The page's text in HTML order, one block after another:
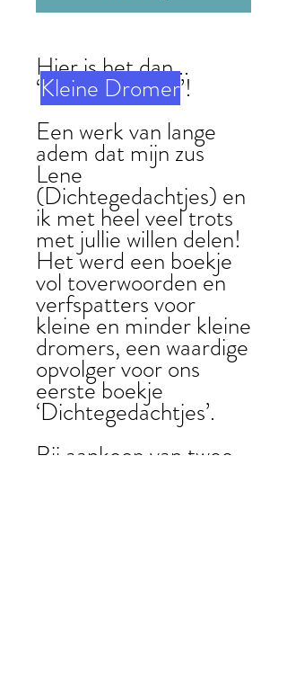
Hier is het dan...
‘Kleine Dromer’!
Een werk van lange
adem dat mijn zus
Lene
(Dichtegedachtjes) en
ik met heel veel trots
met jullie willen delen!
Het werd een boekje
vol toverwoorden en
verfspatters voor
kleine en minder kleine
dromers, een waardige
opvolger voor ons
eerste boekje
‘Dichtegedachtjes’.
Bij aankoop van twee